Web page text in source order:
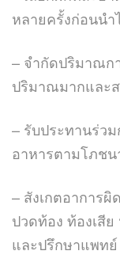
หลายครั้งก่อนนำ
– จำกัดปริมาณก
ปริมาณมากและ
– รับประทานร่ว
อาหารตามโภช
– สังเกตอาการ
ปวดท้อง ท้องเสี
และปรึกษาแพทย์